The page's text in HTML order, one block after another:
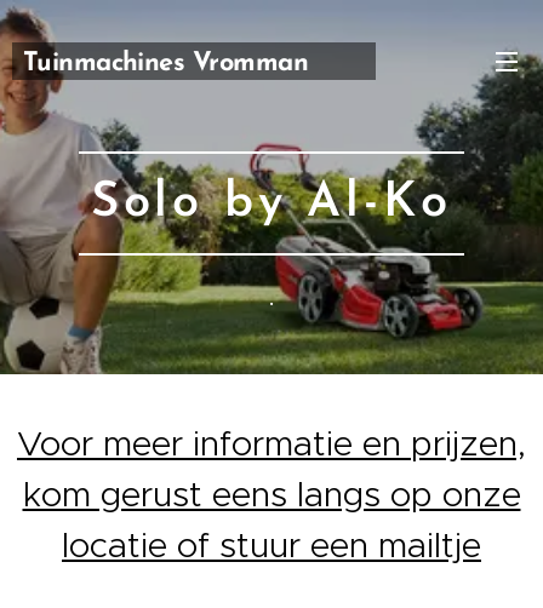
Tuinmachines Vromman
Carl
Solo by Al-Ko
.
Voor meer informatie en prijzen,
kom gerust eens langs op onze
locatie of stuur een mailtje